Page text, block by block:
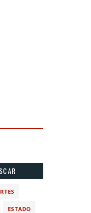
ESTADO